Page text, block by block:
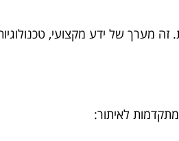
מערך של ידע מקצועי,
לאיתור: